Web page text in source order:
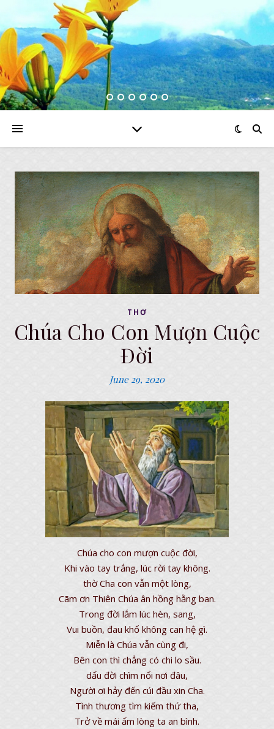
THƠ
Chúa Cho Con Mượn Cuộc
Đời
June 29, 2020
Chúa cho con mượn cuộc đời,
Khi vào tay trắng, lúc rời tay không.
thờ Cha con vẫn một lòng,
Cãm ơn Thiên Chúa ân hồng hằng ban.
Trong đời lắm lúc hèn, sang,
Vui buồn, đau khổ không can hệ gì.
Miễn là Chúa vẫn cùng đi,
Bên con thì chẳng có chi lo sầu.
dẩu đời chìm nổi nơi đâu,
Người ơi hảy đến cúi đầu xin Cha.
Tình thương tìm kiếm thứ tha,
Trở về mái ấm lòng ta an bình.